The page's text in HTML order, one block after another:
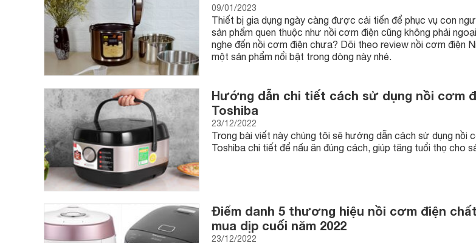
09/01/2023
Thiết bị gia dụng ngày càng được cải tiến để phục vụ con
sản phẩm quen thuộc như nồi cơm điện cũng không phải
nghe đến nồi cơm điện chưa? Dõi theo review nồi cơm điện
một sản phẩm nổi bật trong dòng này nhé.
Hướng dẫn chi tiết cách sử dụng nồi cơm
Toshiba
23/12/2022
Trong bài viết này chúng tôi sẽ hướng dẫn cách sử dụng nồi
Toshiba chi tiết để nấu ăn đúng cách, giúp tăng tuổi thọ cho
Điểm danh 5 thương hiệu nồi cơm điện
mua dịp cuối năm 2022
23/12/2022